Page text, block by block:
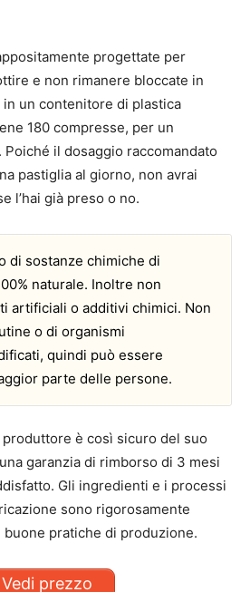
progettate per
e non rimanere bloccate in
un contenitore di plastica
180 compresse, per un
il dosaggio raccomandato
pastiglia al giorno, non avrai
l’hai già preso o no.
di sostanze chimiche di
naturale. Inoltre non
artificiali o additivi chimici. Non
o di organismi
quindi può essere
parte delle persone.
è così sicuro del suo
garanzia di rimborso di 3 mesi
Gli ingredienti e i processi
sono rigorosamente
pratiche di produzione.
Vedi prezzo